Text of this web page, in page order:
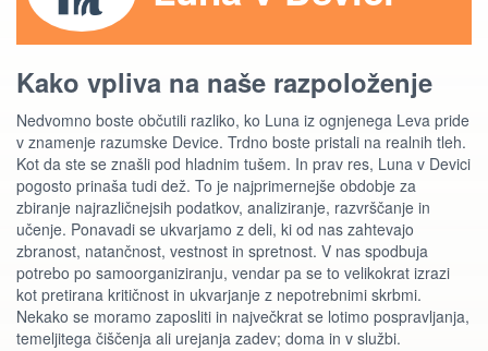
Kako vpliva na naše razpoloženje
Nedvomno boste občutili razliko, ko Luna iz ognjenega Leva pride
v znamenje razumske Device. Trdno boste pristali na realnih tleh.
Kot da ste se znašli pod hladnim tušem. In prav res, Luna v Devici
pogosto prinaša tudi dež. To je najprimernejše obdobje za
zbiranje najrazličnejsih podatkov, analiziranje, razvrščanje in
učenje. Ponavadi se ukvarjamo z deli, ki od nas zahtevajo
zbranost, natančnost, vestnost in spretnost. V nas spodbuja
potrebo po samoorganiziranju, vendar pa se to velikokrat izrazi
kot pretirana kritičnost in ukvarjanje z nepotrebnimi skrbmi.
Nekako se moramo zaposliti in največkrat se lotimo pospravljanja,
temeljitega čiščenja ali urejanja zadev; doma in v službi.